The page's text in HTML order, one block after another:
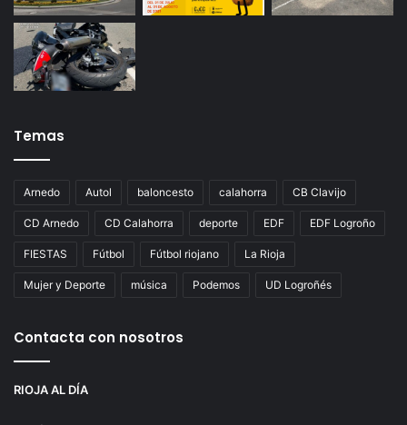
Temas
Arnedo Autol baloncesto calahorra CB Clavijo
CD Arnedo CD Calahorra deporte EDF EDF Logroño
FIESTAS Fútbol Fútbol riojano La Rioja
Mujer y Deporte música Podemos UD Logroñés
Contacta con nosotros
RIOJA AL DÍA